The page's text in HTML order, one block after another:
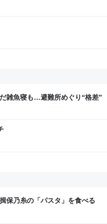
雑魚寝も…避難所めぐり“格差
地震｜FNNプライムオンライン
保乃糸の「パスタ」を食べる